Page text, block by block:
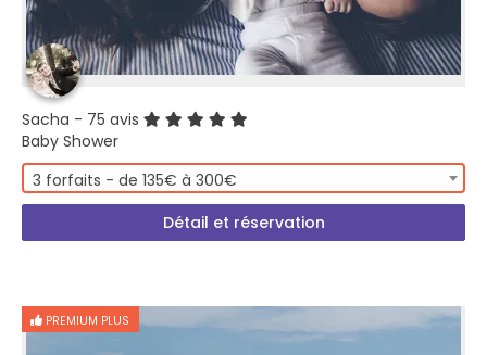
Sacha - 75 avis
Baby Shower
3 forfaits - de 135€ à 300€
Détail et réservation
PREMIUM PLUS